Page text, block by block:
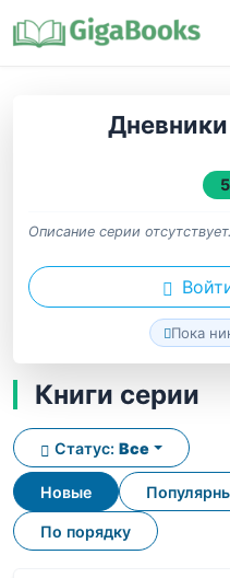
Описание серии отсутствует.
Пока
Книги серии
Новые
По порядку
Статус: Все